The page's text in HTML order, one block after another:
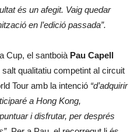
és un afegit. Vaig quedar
en l’edició passada”.
Cup, el santboià Pau Capell
salt qualitatiu competint al circuit
Tour amb la intenció “d’adquirir
a Hong Kong,
i disfrutar, per després